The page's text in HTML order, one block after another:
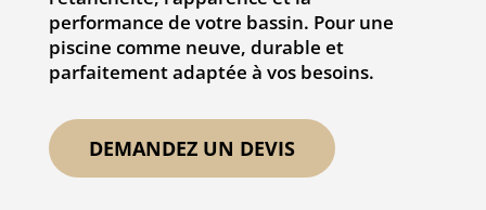
performance de votre bassin. Pour une
piscine comme neuve, durable et
parfaitement adaptée à vos besoins.
DEMANDEZ UN DEVIS